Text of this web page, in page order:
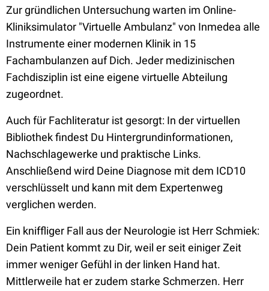
Zur gründlichen Untersuchung warten im Online-
Kliniksimulator "Virtuelle Ambulanz" von Inmedea alle
Instrumente einer modernen Klinik in 15
Fachambulanzen auf Dich. Jeder medizinischen
Fachdisziplin ist eine eigene virtuelle Abteilung
zugeordnet.
Auch für Fachliteratur ist gesorgt: In der virtuellen
Bibliothek findest Du Hintergrundinformationen,
Nachschlagewerke und praktische Links.
Anschließend wird Deine Diagnose mit dem ICD10
verschlüsselt und kann mit dem Expertenweg
verglichen werden.
Ein kniffliger Fall aus der Neurologie ist Herr Schmiek:
Dein Patient kommt zu Dir, weil er seit einiger Zeit
immer weniger Gefühl in der linken Hand hat.
Mittlerweile hat er zudem starke Schmerzen. Herr